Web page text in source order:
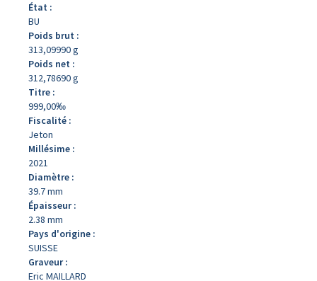
État :
BU
Poids brut :
313,09990 g
Poids net :
312,78690 g
Titre :
999,00‰
Fiscalité :
Jeton
Millésime :
2021
Diamètre :
39.7 mm
Épaisseur :
2.38 mm
Pays d'origine :
SUISSE
Graveur :
Eric MAILLARD